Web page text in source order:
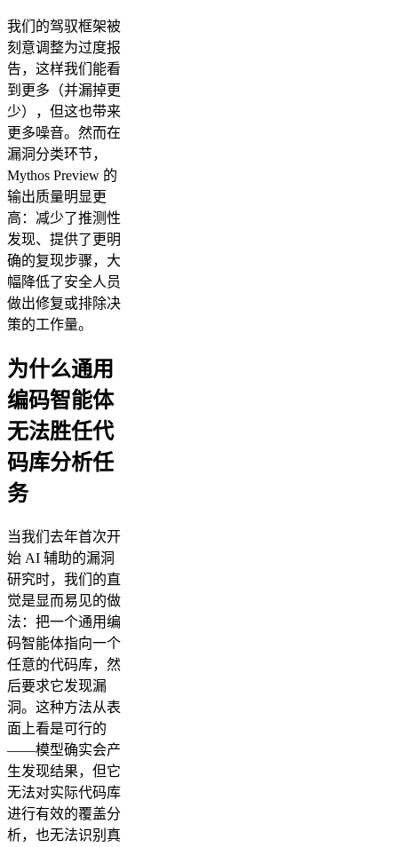
我们的驾驭框架被
刻意调整为过度报
告，这样我们能看
到更多（并漏掉更
少），但这也带来
更多噪音。然而在
漏洞分类环节，
Mythos Preview 的
输出质量明显更
高：减少了推测性
发现、提供了更明
确的复现步骤，大
幅降低了安全人员
做出修复或排除决
策的工作量。
为什么通用
编码智能体
无法胜任代
码库分析任
务
当我们去年首次开
始 AI 辅助的漏洞
研究时，我们的直
觉是显而易见的做
法：把一个通用编
码智能体指向一个
任意的代码库，然
后要求它发现漏
洞。这种方法从表
面上看是可行的
——模型确实会产
生发现结果，但它
无法对实际代码库
进行有效的覆盖分
析，也无法识别真